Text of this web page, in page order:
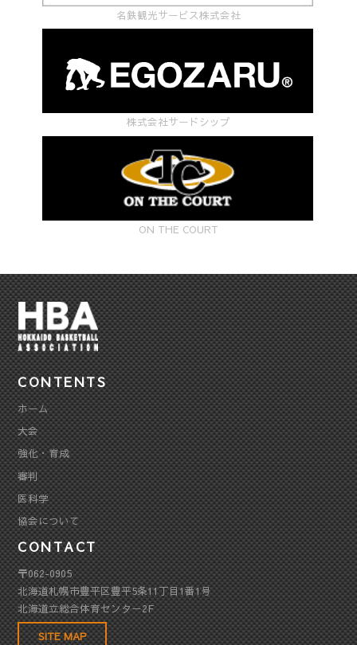
名鉄観光サービス株式会社
株式会社サードシップ
ON THE COURT
CONTENTS
ホーム
大会
強化・育成
審判
医科学
協会について
CONTACT
〒062-0905
北海道札幌市豊平区豊平5条11丁目1番1号
北海道立総合体育センター2F
SITE MAP